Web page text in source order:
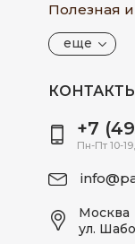
Полезная
еще
+7
Пн-Пт 10-
Москва
ул.